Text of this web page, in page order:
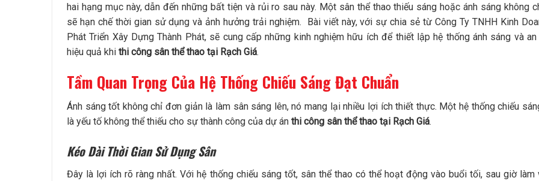
hai hạng mục này, dẫn đến những bất tiện và rủi ro sau này. Một sân thể thao thiếu sáng hoặc ánh sáng không
sẽ hạn chế thời gian sử dụng và ảnh hưởng trải nghiệm. Bài viết này, với sự chia sẻ từ Công Ty TNHH Kinh
Phát Triển Xây Dựng Thành Phát, sẽ cung cấp những kinh nghiệm hữu ích để thiết lập hệ thống ánh sáng và an
hiệu quả khi thi công sân thể thao tại Rạch Giá.
Tầm Quan Trọng Của Hệ Thống Chiếu Sáng Đạt Chuẩn
Ánh sáng tốt không chỉ đơn giản là làm sân sáng lên, nó mang lại nhiều lợi ích thiết thực. Một hệ thống chiếu
là yếu tố không thể thiếu cho sự thành công của dự án thi công sân thể thao tại Rạch Giá.
Kéo Dài Thời Gian Sử Dụng Sân
Đây là lợi ích rõ ràng nhất. Với hệ thống chiếu sáng tốt, sân thể thao có thể hoạt động vào buổi tối, sau giờ làm